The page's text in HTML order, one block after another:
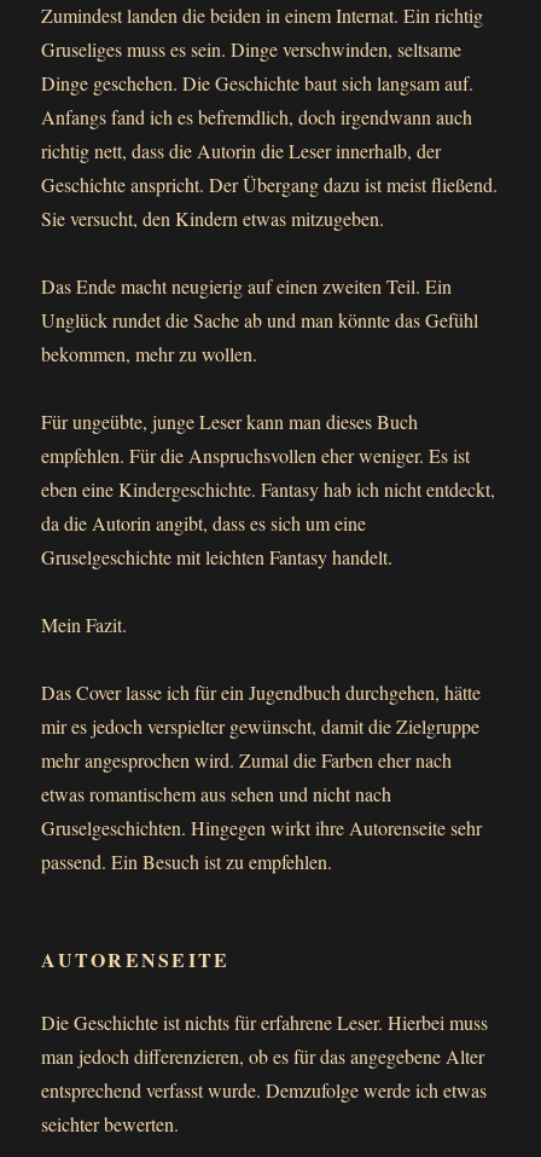
Zumindest landen die beiden in einem Internat. Ein richtig
Gruseliges muss es sein. Dinge verschwinden, seltsame
Dinge geschehen. Die Geschichte baut sich langsam auf.
Anfangs fand ich es befremdlich, doch irgendwann auch
richtig nett, dass die Autorin die Leser innerhalb, der
Geschichte anspricht. Der Übergang dazu ist meist fließend.
Sie versucht, den Kindern etwas mitzugeben.
Das Ende macht neugierig auf einen zweiten Teil. Ein
Unglück rundet die Sache ab und man könnte das Gefühl
bekommen, mehr zu wollen.
Für ungeübte, junge Leser kann man dieses Buch
empfehlen. Für die Anspruchsvollen eher weniger. Es ist
eben eine Kindergeschichte. Fantasy hab ich nicht entdeckt,
da die Autorin angibt, dass es sich um eine
Gruselgeschichte mit leichten Fantasy handelt.
Mein Fazit.
Das Cover lasse ich für ein Jugendbuch durchgehen, hätte
mir es jedoch verspielter gewünscht, damit die Zielgruppe
mehr angesprochen wird. Zumal die Farben eher nach
etwas romantischem aus sehen und nicht nach
Gruselgeschichten. Hingegen wirkt ihre Autorenseite sehr
passend. Ein Besuch ist zu empfehlen.
AUTORENSEITE
Die Geschichte ist nichts für erfahrene Leser. Hierbei muss
man jedoch differenzieren, ob es für das angegebene Alter
entsprechend verfasst wurde. Demzufolge werde ich etwas
seichter bewerten.